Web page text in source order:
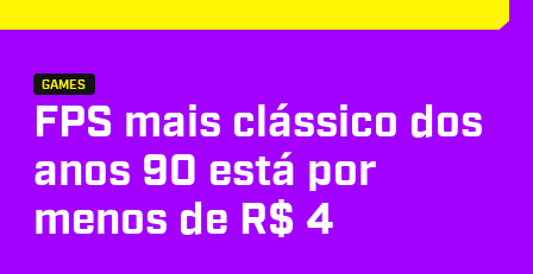
GAMES
FPS mais clássico dos
anos 90 está por
menos de R$ 4